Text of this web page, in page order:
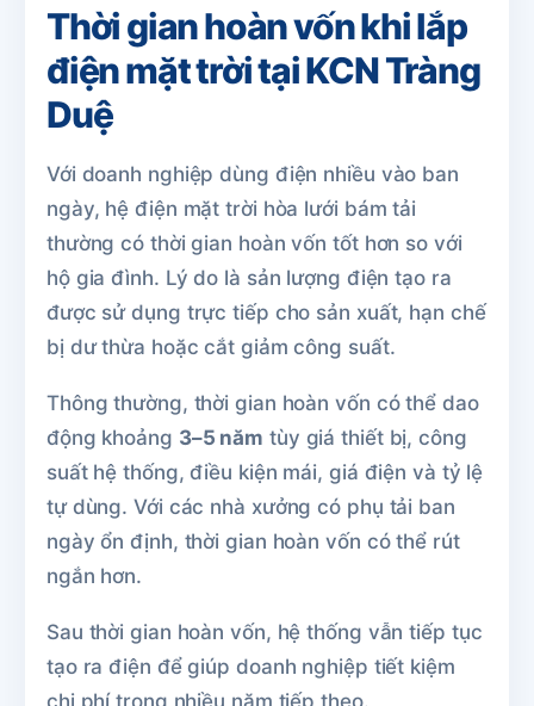
Thời gian hoàn vốn khi lắp
điện mặt trời tại KCN Tràng
Duệ
Với doanh nghiệp dùng điện nhiều vào ban
ngày, hệ điện mặt trời hòa lưới bám tải
thường có thời gian hoàn vốn tốt hơn so với
hộ gia đình. Lý do là sản lượng điện tạo ra
được sử dụng trực tiếp cho sản xuất, hạn chế
bị dư thừa hoặc cắt giảm công suất.
Thông thường, thời gian hoàn vốn có thể dao
động khoảng 3–5 năm tùy giá thiết bị, công
suất hệ thống, điều kiện mái, giá điện và tỷ lệ
tự dùng. Với các nhà xưởng có phụ tải ban
ngày ổn định, thời gian hoàn vốn có thể rút
ngắn hơn.
Sau thời gian hoàn vốn, hệ thống vẫn tiếp tục
tạo ra điện để giúp doanh nghiệp tiết kiệm